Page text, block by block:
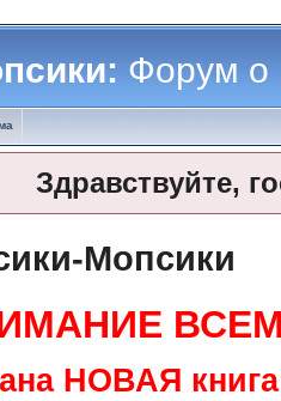
Форум о
Здравствуйте,
Мопсики
НОВАЯ